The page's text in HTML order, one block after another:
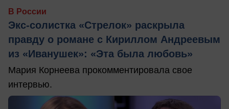
В России
Экс-солистка «Стрелок» раскрыла
правду о романе с Кириллом Андреевым
из «Иванушек»: «Эта была любовь»
Мария Корнеева прокомментировала свое
интервью.